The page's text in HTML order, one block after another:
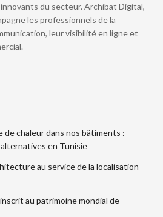
du secteur. Archibat Digital,
les professionnels de la
leur visibilité en ligne et
de chaleur dans nos bâtiments :
en Tunisie
au service de la localisation
au patrimoine mondial de